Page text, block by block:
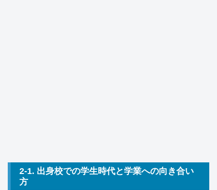
2-1. 出身校での学生時代と学業への向き合い
方